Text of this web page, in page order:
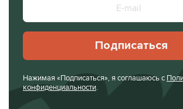
Подписаться
Нажимая «Подписаться», я соглашаюсь с
конфиденциальности.